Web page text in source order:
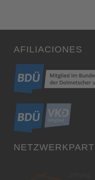
AFILIACIONES